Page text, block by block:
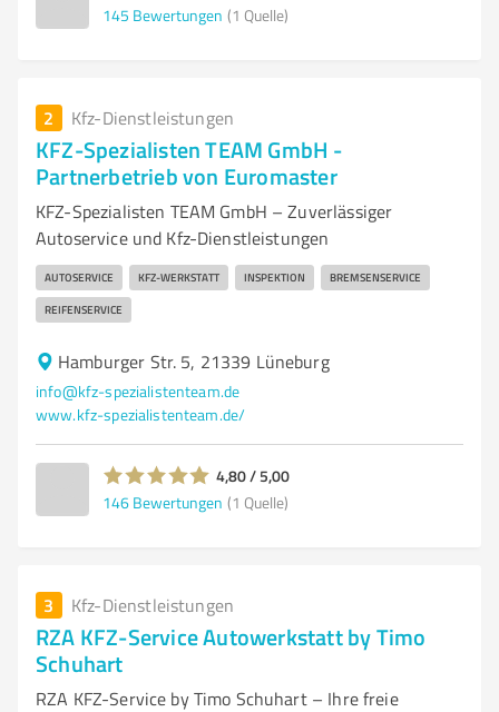
145 Bewertungen (1 Quelle)
2 Kfz-Dienstleistungen
KFZ-Spezialisten TEAM GmbH -
Partnerbetrieb von Euromaster
KFZ-Spezialisten TEAM GmbH – Zuverlässiger
Autoservice und Kfz-Dienstleistungen
AUTOSERVICE KFZ-WERKSTATT INSPEKTION BREMSENSERVICE
REIFENSERVICE
Hamburger Str. 5, 21339 Lüneburg
info@kfz-spezialistenteam.de
www.kfz-spezialistenteam.de/
4,80 / 5,00
146 Bewertungen (1 Quelle)
3 Kfz-Dienstleistungen
RZA KFZ-Service Autowerkstatt by Timo
Schuhart
RZA KFZ-Service by Timo Schuhart – Ihre freie